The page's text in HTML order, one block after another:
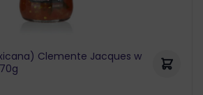
Clemente Jacques w